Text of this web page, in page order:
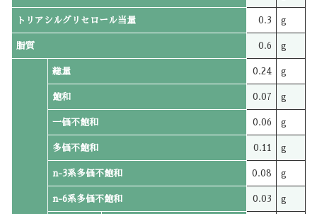
トリアシルグリセロール当量 0.3 g
脂質 0.6 g
総量 0.24 g
飽和 0.07 g
一価不飽和 0.06 g
多価不飽和 0.11 g
n-3系多価不飽和 0.08 g
n-6系多価不飽和 0.03 g